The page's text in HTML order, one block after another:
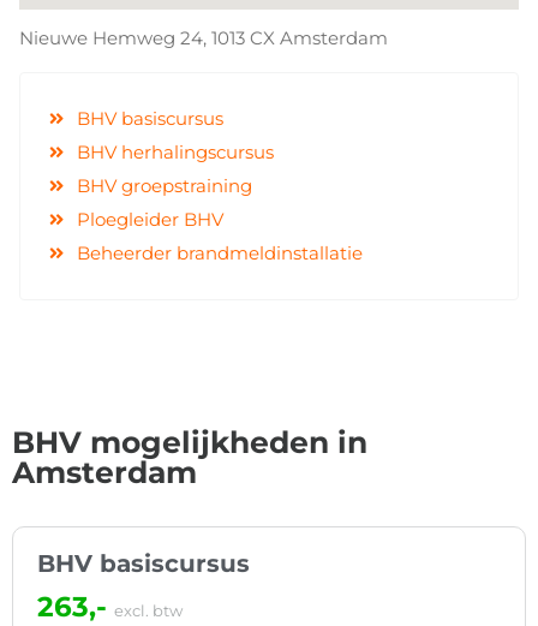
Nieuwe Hemweg 24, 1013 CX Amsterdam
BHV basiscursus
BHV herhalingscursus
BHV groepstraining
Ploegleider BHV
Beheerder brandmeldinstallatie
BHV mogelijkheden in
Amsterdam
BHV basiscursus
263,- excl. btw